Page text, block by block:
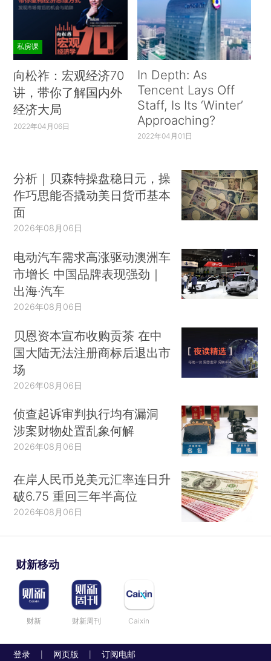
私房课
向松祚：宏观经济70
讲，带你了解国内外
经济大局
2022年04月06日
In Depth: As
Tencent Lays Off
Staff, Is Its ‘Winter’
Approaching?
2022年04月01日
分析｜贝森特操盘稳日元，操
作巧思能否撬动美日货币基本
面
2026年08月06日
电动汽车需求高涨驱动澳洲车
市增长 中国品牌表现强劲｜
出海·汽车
2026年08月06日
贝恩资本宣布收购贡茶 在中
国大陆无法注册商标后退出市
场
2026年08月06日
侦查起诉审判执行均有漏洞
涉案财物处置乱象何解
2026年08月06日
在岸人民币兑美元汇率连日升
破6.75 重回三年半高位
2026年08月06日
财新移动
财新 财新周刊 Caixin
登录 网页版 订阅电邮